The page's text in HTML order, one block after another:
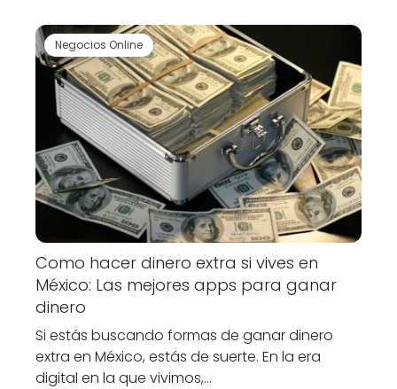
Negocios Online
Como hacer dinero extra si vives en
México: Las mejores apps para ganar
dinero
Si estás buscando formas de ganar dinero
extra en México, estás de suerte. En la era
digital en la que vivimos,…